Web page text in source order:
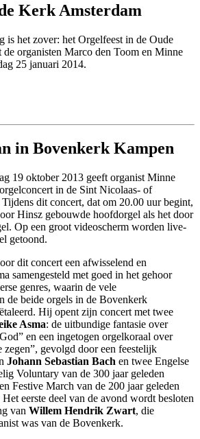
Kerk Amsterdam
is het zover: het Orgelfeest in de Oude
organisten Marco den Toom en Minne
25 januari 2014.
in Bovenkerk Kampen
19 oktober 2013 geeft organist Minne
in de Sint Nicolaas- of
dit concert, dat om 20.00 uur begint,
Hinsz gebouwde hoofdorgel als het door
Op een groot videoscherm worden live-
getoond.
dit concert een afwisselend en
samengesteld met goed in het gehoor
genres, waarin de vele
de beide orgels in de Bovenkerk
Hij opent zijn concert met twee
Asma: de uitbundige fantasie over
en een ingetogen orgelkoraal over
gevolgd door een feestelijk
Johann Sebastian Bach en twee Engelse
Voluntary van de 300 jaar geleden
en Festive March van de 200 jaar geleden
Het eerste deel van de avond wordt besloten
van Willem Hendrik Zwart, die
was van de Bovenkerk.